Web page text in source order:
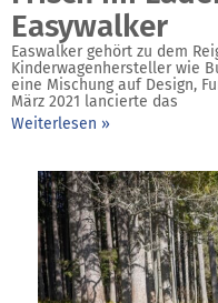
Easywalker
Easwalker gehört zu dem
Kinderwagenhersteller wie
eine Mischung auf Design,
März 2021 lancierte das
Weiterlesen »